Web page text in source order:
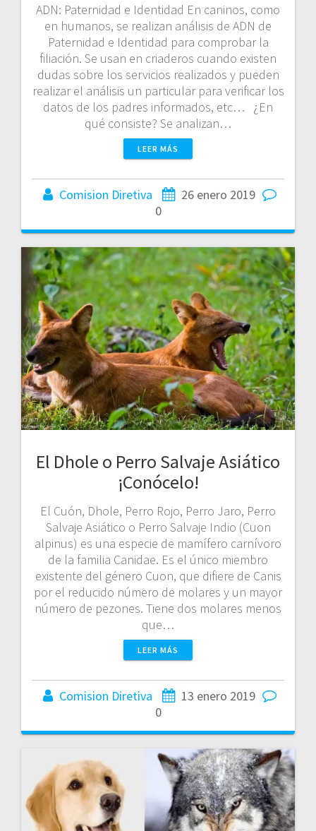
ADN: Paternidad e Identidad En caninos, como
en humanos, se realizan análisis de ADN de
Paternidad e Identidad para comprobar la
filiación. Se usan en criaderos cuando existen
dudas sobre los servicios realizados y pueden
realizar el análisis un particular para verificar los
datos de los padres informados, etc… ¿En
qué consiste? Se analizan…
LEER MÁS
Comision Diretiva
26 enero 2019
0
El Dhole o Perro Salvaje Asiático
¡Conócelo!
El Cuón, Dhole, Perro Rojo, Perro Jaro, Perro
Salvaje Asiático o Perro Salvaje Indio (Cuon
alpinus) es una especie de mamífero carnívoro
de la familia Canidae.​ Es el único miembro
existente del género Cuon, que difiere de Canis
por el reducido número de molares y un mayor
número de pezones. Tiene dos molares menos
que…
LEER MÁS
Comision Diretiva
13 enero 2019
0